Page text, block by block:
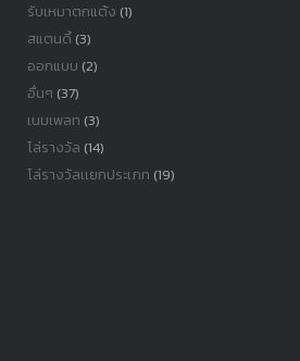
รับเหมาตกแต้ง (1)
สแตนดี้(3)
ออกแบบ (2)
อื่นๆ (37)
เนมเพลท (3)
โล่รางวัล (14)
โล่รางวัลเเยกประเภท (19)